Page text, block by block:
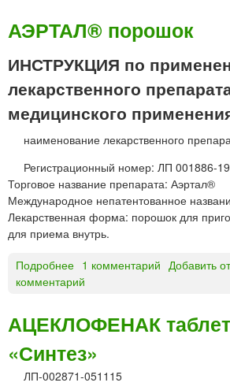
АЭРТАЛ® порошок
ИНСТРУКЦИЯ по
лекарственного
медицинского
наименование лекарственного
Регистрационный номер: ЛП 001886-
Торговое название препарата: Аэртал®
Международное непатентованное
Лекарственная форма: порошок для
для приема внутрь.
Подробнее
А
Р
Т
А
Л
®
1 комментарий Добавить
комментарий
АЦЕКЛОФЕНАК
«Синтез»
ЛП-002871-051115